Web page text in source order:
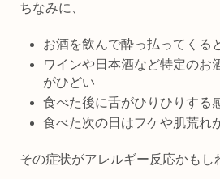
ちなみに、
お酒を飲んで酔っ払ってくる
ワインや日本酒など特定のお
がひどい
食べた後に舌がひりひりする
食べた次の日はフケや肌荒れ
その症状がアレルギー反応かもし